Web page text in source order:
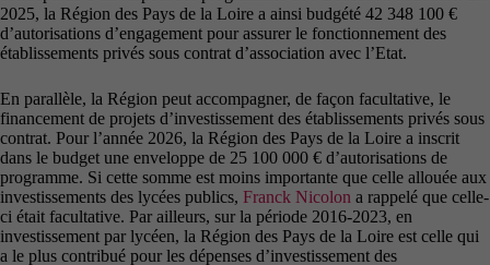
2025, la Région des Pays de la Loire a ainsi budgété 42 348 100 €
d’autorisations d’engagement pour assurer le fonctionnement des
établissements privés sous contrat d’association avec l’Etat.
En parallèle, la Région peut accompagner, de façon facultative, le
financement de projets d’investissement des établissements privés sous
contrat. Pour l’année 2026, la Région des Pays de la Loire a inscrit
dans le budget une enveloppe de 25 100 000 € d’autorisations de
programme. Si cette somme est moins importante que celle allouée aux
investissements des lycées publics, Franck Nicolon a rappelé que celle-
ci était facultative. Par ailleurs, sur la période 2016-2023, en
investissement par lycéen, la Région des Pays de la Loire est celle qui
a le plus contribué pour les dépenses d’investissement des